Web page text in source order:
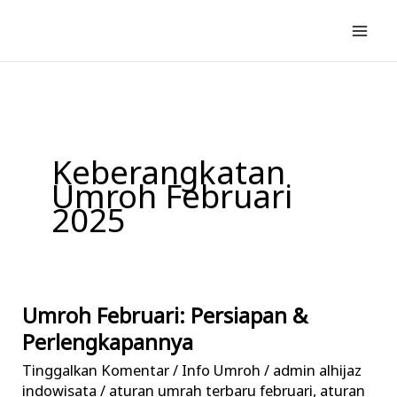
konten
Keberangkatan
Umroh Februari
2025
Umroh Februari: Persiapan &
Perlengkapannya
Tinggalkan Komentar/ Info Umroh / admin alhijaz
indowisata/ aturan umrah terbaru februari, aturan
Umroh
Februari:
Persiapan
&